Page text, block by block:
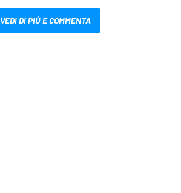
VEDI DI PIÙ E COMMENTA